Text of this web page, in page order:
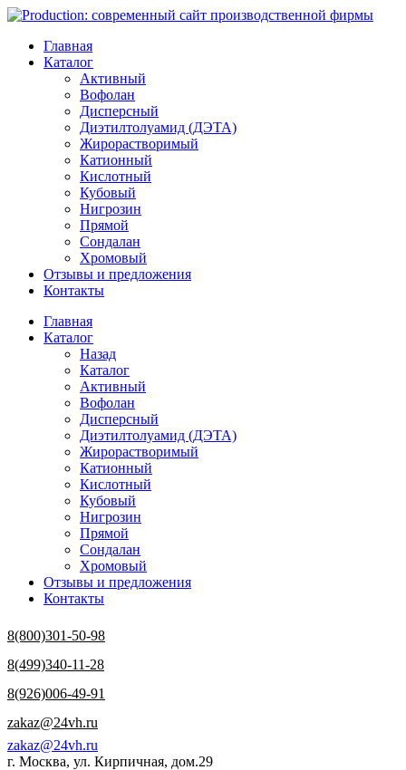
Главная
Каталог
Активный
Вофолан
Дисперсный
Диэтилтолуамид (ДЭТА)
Жирорастворимый
Катионный
Кислотный
Кубовый
Нигрозин
Прямой
Сондалан
Хромовый
Отзывы и предложения
Контакты
Главная
Каталог
Назад
Каталог
Активный
Вофолан
Дисперсный
Диэтилтолуамид (ДЭТА)
Жирорастворимый
Катионный
Кислотный
Кубовый
Нигрозин
Прямой
Сондалан
Хромовый
Отзывы и предложения
Контакты
8(800)301-50-98
8(499)340-11-28
8(926)006-49-91
zakaz@24vh.ru
zakaz@24vh.ru
г. Москва, ул. Кирпичная, дом.29